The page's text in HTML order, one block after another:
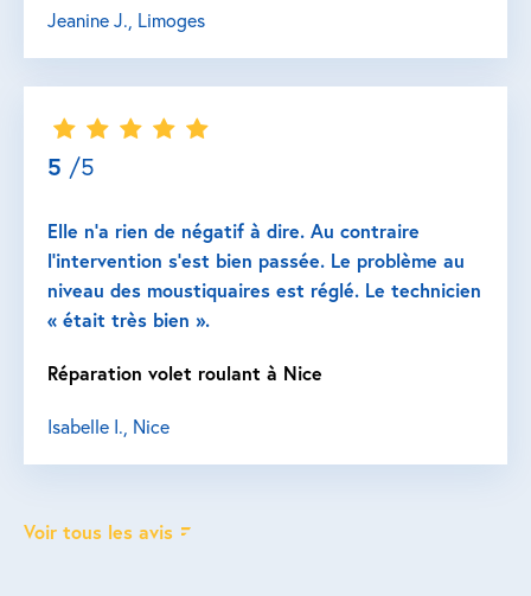
Jeanine J., Limoges
5 /5
Elle n’a rien de négatif à dire. Au contraire
l’intervention s’est bien passée. Le problème au
niveau des moustiquaires est réglé. Le technicien
« était très bien ».
Réparation volet roulant à Nice
Isabelle I., Nice
Voir tous les avis